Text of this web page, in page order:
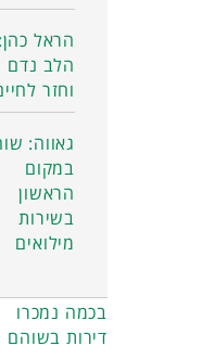
הראל כהן:
הלב נדם
וחזר
גאווה:
במקום
הראשון
בשירות
מילואים
בכמה נמכרו
דירות בשוהם